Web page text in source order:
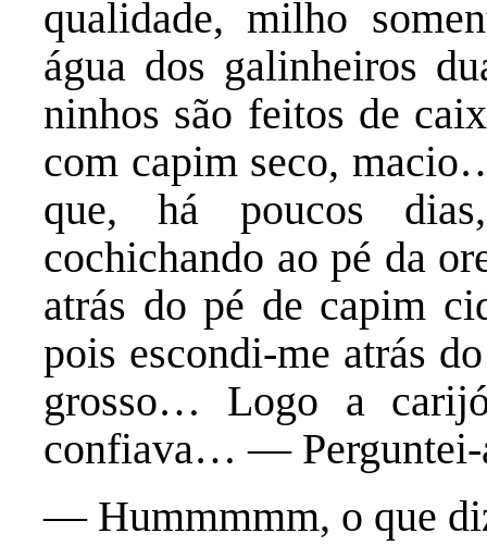
qualidade, milho
água dos galinheiros
ninhos são feitos de
com capim seco,
que, há poucos
cochichando ao pé da
atrás do pé de capim
pois escondi-me atrás
grosso… Logo a
confiava… —
— Hummmmm, o que